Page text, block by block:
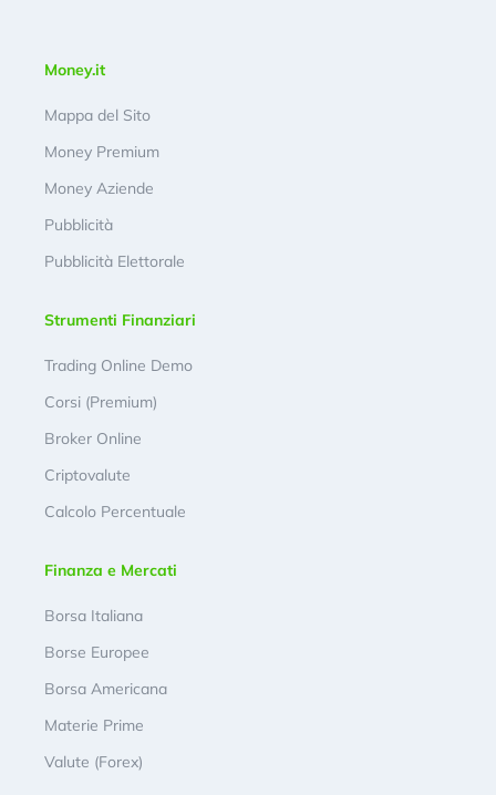
Money.it
Mappa del Sito
Money Premium
Money Aziende
Pubblicità
Pubblicità Elettorale
Strumenti Finanziari
Trading Online Demo
Corsi (Premium)
Broker Online
Criptovalute
Calcolo Percentuale
Finanza e Mercati
Borsa Italiana
Borse Europee
Borsa Americana
Materie Prime
Valute (Forex)